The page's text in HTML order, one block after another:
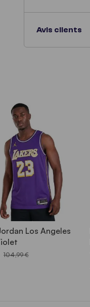
Avis clients
Los Angeles
104,99 €